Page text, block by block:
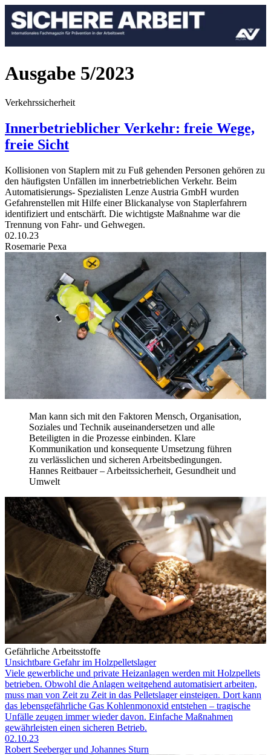
Ausgabe 5/2023
Verkehrssicherheit
Innerbetrieblicher Verkehr: freie Wege,
freie Sicht
Kollisionen von Staplern mit zu Fuß gehenden Personen gehören zu
den häufigsten Unfällen im innerbetrieblichen Verkehr. Beim
Automatisierungs- Spezialisten Lenze Austria GmbH wurden
Gefahrenstellen mit Hilfe einer Blickanalyse von Staplerfahrern
identifiziert und entschärft. Die wichtigste Maßnahme war die
Trennung von Fahr- und Gehwegen.
02.10.23
Rosemarie Pexa
Man kann sich mit den Faktoren Mensch, Organisation,
Soziales und Technik auseinandersetzen und alle
Beteiligten in die Prozesse einbinden. Klare
Kommunikation und konsequente Umsetzung führen
zu verlässlichen und sicheren Arbeitsbedingungen.
Hannes Reitbauer – Arbeitssicherheit, Gesundheit und
Umwelt
Gefährliche Arbeitsstoffe
Unsichtbare Gefahr im Holzpelletslager
Viele gewerbliche und private Heizanlagen werden mit Holzpellets
betrieben. Obwohl die Anlagen weitgehend automatisiert arbeiten,
muss man von Zeit zu Zeit in das Pelletslager einsteigen. Dort kann
das lebensgefährliche Gas Kohlenmonoxid entstehen – tragische
Unfälle zeugen immer wieder davon. Einfache Maßnahmen
gewährleisten einen sicheren Betrieb.
02.10.23
Robert Seeberger und Johannes Sturn